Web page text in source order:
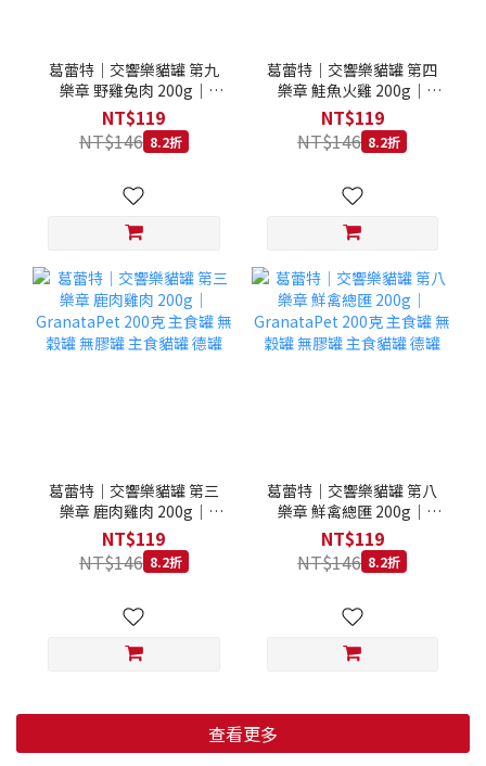
葛蕾特｜交響樂貓罐 第九
樂章 野雞兔肉 200g｜
GranataPet 200克 主食罐
無穀罐 無膠罐 主食貓罐 德
罐
NT$119
NT$146 8.2折
葛蕾特｜交響樂貓罐 第四
樂章 鮭魚火雞 200g｜
GranataPet 200克 主食罐
無穀罐 無膠罐 主食貓罐 德
罐
NT$119
NT$146 8.2折
葛蕾特｜交響樂貓罐 第三
樂章 鹿肉雞肉 200g｜
GranataPet 200克 主食罐
無穀罐 無膠罐 主食貓罐 德
罐
NT$119
NT$146 8.2折
葛蕾特｜交響樂貓罐 第八
樂章 鮮禽總匯 200g｜
GranataPet 200克 主食罐
無穀罐 無膠罐 主食貓罐 德
罐
NT$119
NT$146 8.2折
查看更多